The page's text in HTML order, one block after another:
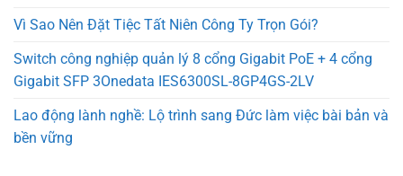
Vì Sao Nên Đặt Tiệc Tất Niên Công Ty Trọn Gói?
Switch công nghiệp quản lý 8 cổng Gigabit PoE + 4 cổng
Gigabit SFP 3Onedata IES6300SL-8GP4GS-2LV
Lao động lành nghề: Lộ trình sang Đức làm việc bài bản và
bền vững